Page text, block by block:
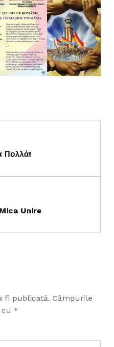
Πολλά!
Unire
fi publicată. Câmpurile
*